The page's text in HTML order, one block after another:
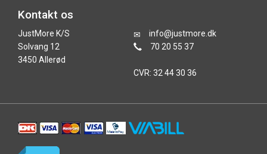
Kontakt os
JustMore K/S
Solvang 12
3450 Allerød
info@justmore.dk
70 20 55 37
CVR: 32 44 30 36